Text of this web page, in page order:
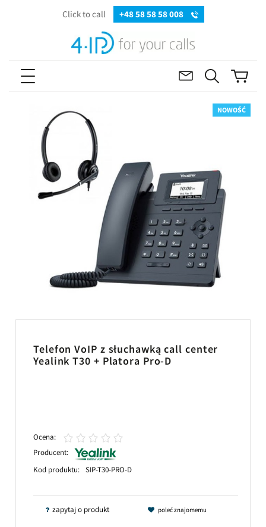
Click to call +48 58 58 58 008
NOWOŚĆ
Telefon VoIP z słuchawką call center
Yealink T30 + Platora Pro-D
Ocena:
Producent:
Kod produktu: SIP-T30-PRO-D
zapytaj o produkt poleć znajomemu